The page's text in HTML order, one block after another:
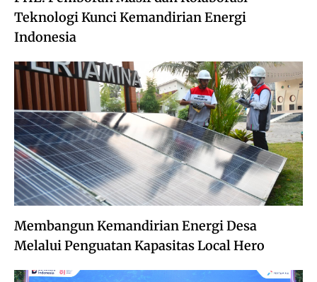
Teknologi Kunci Kemandirian Energi
Indonesia
Membangun Kemandirian Energi Desa
Melalui Penguatan Kapasitas Local Hero